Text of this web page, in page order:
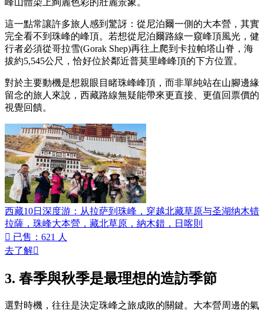
峰山體染上絢麗色彩的壯麗景象。
這一點常讓許多旅人感到驚訝：從尼泊爾一側的大本營，其實
完全看不到珠峰的峰頂。若想從尼泊爾路線一窺峰頂風光，健
行者必須從哥拉雪(Gorak Shep)再往上爬到卡拉帕塔山脊，海
拔約5,545公尺，恰好位於鄰近普莫里峰峰頂的下方位置。
對於主要動機是想親眼目睹珠峰峰頂，而非單純站在山腳邊緣
留念的旅人來說，西藏路線無疑能帶來更直接、更值回票價的
視覺回饋。
西藏10日深度游：从拉萨到珠峰，穿越北藏草原与圣湖纳木错
拉薩，珠峰大本營，藏北草原，納木錯，日喀則
 已售：621 人
去了解
3. 春季與秋季是最理想的造訪季節
選對時機，往往是決定珠峰之旅成敗的關鍵。大本營周邊的氣